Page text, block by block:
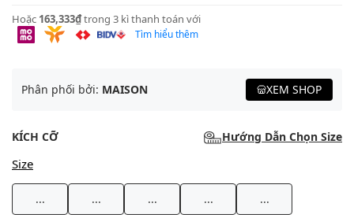
Hoặc 163,333₫trong 3 kì thanh toán với
Tìm hiểu thêm
Phân phối bởi: MAISON XEM SHOP
KÍCH CỠ Hướng Dẫn Chọn Size
Size
... ... ... ... ...